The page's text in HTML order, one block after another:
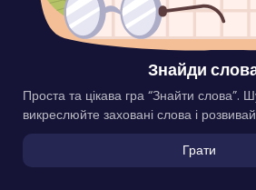
Знайди
Проста та цікава гра “Знайти слова”.
викреслюйте заховані слова і
Грати